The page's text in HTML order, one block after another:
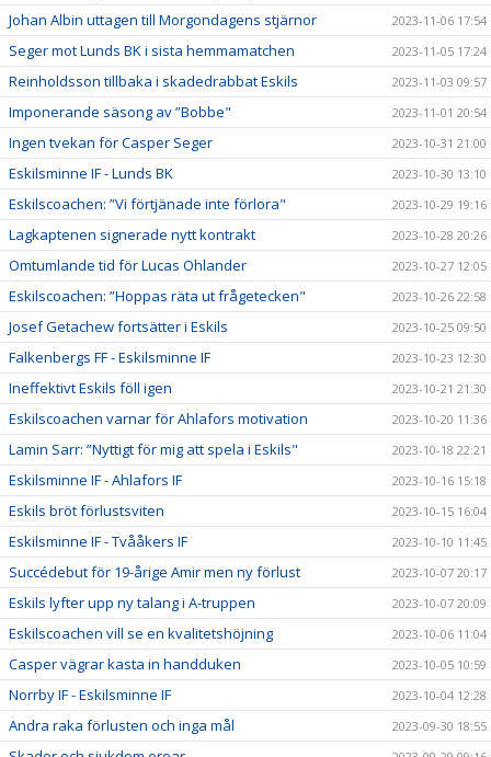
Johan Albin uttagen till Morgondagens stjärnor 2023-11-06 17:54
Seger mot Lunds BK i sista hemmamatchen 2023-11-05 17:24
Reinholdsson tillbaka i skadedrabbat Eskils 2023-11-03 09:57
Imponerande säsong av ”Bobbe" 2023-11-01 20:54
Ingen tvekan för Casper Seger 2023-10-31 21:00
Eskilsminne IF - Lunds BK 2023-10-30 13:10
Eskilscoachen: ”Vi förtjänade inte förlora" 2023-10-29 19:16
Lagkaptenen signerade nytt kontrakt 2023-10-28 20:26
Omtumlande tid för Lucas Ohlander 2023-10-27 12:05
Eskilscoachen: ”Hoppas räta ut frågetecken" 2023-10-26 22:58
Josef Getachew fortsätter i Eskils 2023-10-25 09:50
Falkenbergs FF - Eskilsminne IF 2023-10-23 12:30
Ineffektivt Eskils föll igen 2023-10-21 21:30
Eskilscoachen varnar för Ahlafors motivation 2023-10-20 11:36
Lamin Sarr: ”Nyttigt för mig att spela i Eskils" 2023-10-18 22:21
Eskilsminne IF - Ahlafors IF 2023-10-16 15:18
Eskils bröt förlustsviten 2023-10-15 16:04
Eskilsminne IF - Tvååkers IF 2023-10-10 11:45
Succédebut för 19-årige Amir men ny förlust 2023-10-07 20:17
Eskils lyfter upp ny talang i A-truppen 2023-10-07 20:09
Eskilscoachen vill se en kvalitetshöjning 2023-10-06 11:04
Casper vägrar kasta in handduken 2023-10-05 10:59
Norrby IF - Eskilsminne IF 2023-10-04 12:28
Andra raka förlusten och inga mål 2023-09-30 18:55